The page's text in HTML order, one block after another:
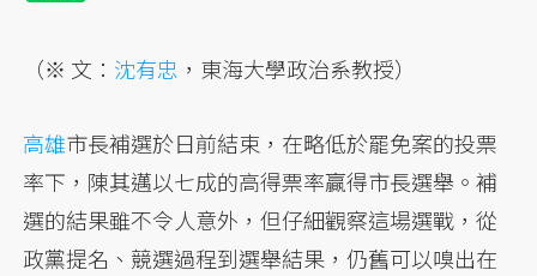
（※ 文： 沈有忠 ，東海大學政治系教授）
高雄市長補選於日前結束，在略低於罷免案的投票
率下，陳其邁以七成的高得票率贏得市長選舉。補
選的結果雖不令人意外，但仔細觀察這場選戰，從
政黨提名、競選過程到選舉結果，仍舊可以嗅出在